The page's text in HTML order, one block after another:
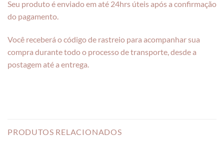
Seu produto é enviado em até 24hrs úteis após a confirmação
do pagamento.
Você receberá o código de rastreio para acompanhar sua
compra durante todo o processo de transporte, desde a
postagem até a entrega.
PRODUTOS RELACIONADOS